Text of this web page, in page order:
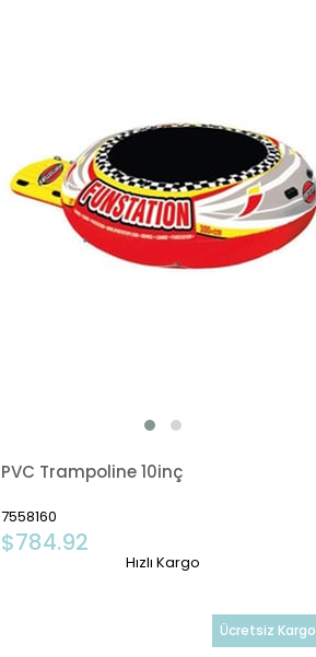
PVC Trampoline 10inç
7558160
$784.92
Hızlı Kargo
Ücretsiz Kargo